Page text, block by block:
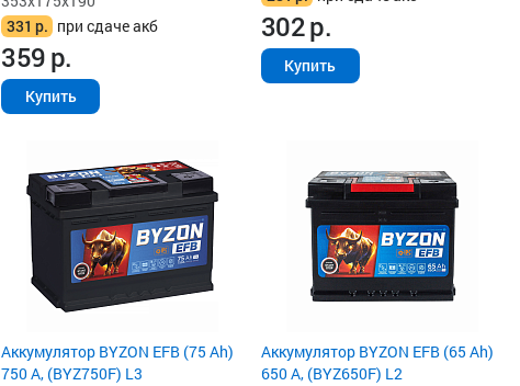
331 р. при сдаче акб
359р.
Купить
302р.
Купить
Аккумулятор BYZON EFB (75 Ah)
750 А, (BYZ750F) L3
Аккумулятор BYZON EFB (65 Ah)
650 А, (BYZ650F) L2